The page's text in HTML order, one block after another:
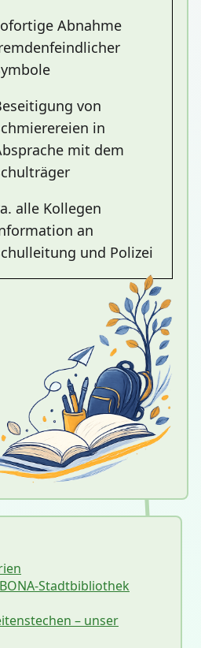
Abnahme
von
in
mit dem
alle Kollegen
an
und Polizei
Stadtbibliothek
– unser